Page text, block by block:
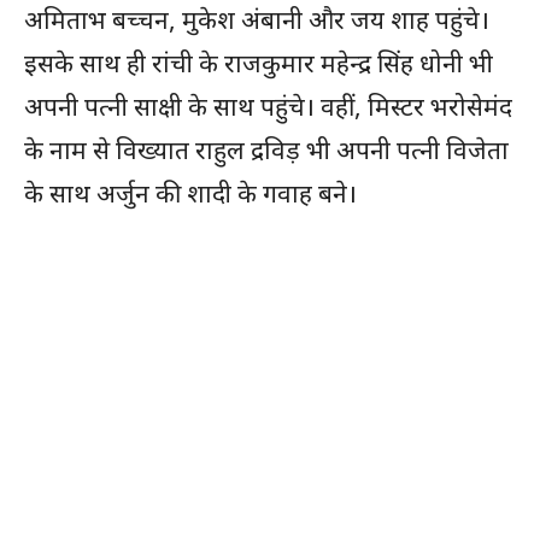
अमिताभ बच्चन, मुकेश अंबानी और जय शाह पहुंचे।
इसके साथ ही रांची के राजकुमार महेन्द्र सिंह धोनी भी
अपनी पत्नी साक्षी के साथ पहुंचे। वहीं, मिस्टर भरोसेमंद
के नाम से विख्यात राहुल द्रविड़ भी अपनी पत्नी विजेता
के साथ अर्जुन की शादी के गवाह बने।